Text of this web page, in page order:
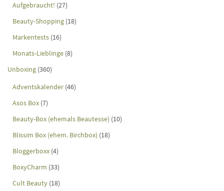
Aufgebraucht! (27)
Beauty-Shopping (18)
Markentests (16)
Monats-Lieblinge (8)
Unboxing (360)
Adventskalender (46)
Asos Box (7)
Beauty-Box (ehemals Beautesse) (10)
Blissim Box (ehem. Birchbox) (18)
Bloggerboxx (4)
BoxyCharm (33)
Cult Beauty (18)